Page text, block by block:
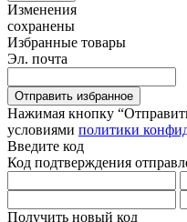
Изменения
сохранены
Избранные товары
Эл. почта
Отправить избранное
Нажимая кнопку
условиями политики
Введите код
Код подтверждения
Получить новый код